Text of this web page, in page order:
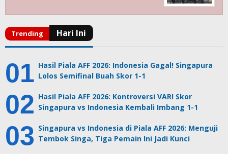
Hasil Piala AFF 2026: Indonesia Gagal! Singapura
Lolos Semifinal Buah Skor 1-1
Hasil Piala AFF 2026: Kontroversi VAR! Skor
Singapura vs Indonesia Kembali Imbang 1-1
Singapura vs Indonesia di Piala AFF 2026: Menguji
Tembok Singa, Tiga Pemain Ini Jadi Kunci